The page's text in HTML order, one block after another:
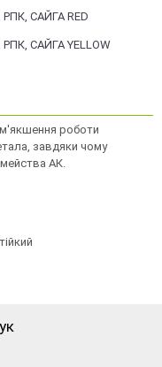
роботи
завдяки чому
АК.